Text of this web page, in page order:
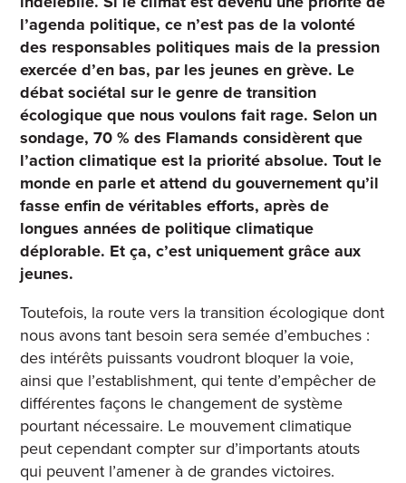
l’agenda politique, ce n’est pas de la volonté
des responsables politiques mais de la pression
exercée d’en bas, par les jeunes en grève. Le
débat sociétal sur le genre de transition
écologique que nous voulons fait rage. Selon un
sondage, 70 % des Flamands considèrent que
l’action climatique est la priorité absolue. Tout le
monde en parle et attend du gouvernement qu’il
fasse enfin de véritables efforts, après de
longues années de politique climatique
déplorable. Et ça, c’est uniquement grâce aux
jeunes.
Toutefois, la route vers la transition écologique dont
nous avons tant besoin sera semée d’embuches :
des intérêts puissants voudront bloquer la voie,
ainsi que l’establishment, qui tente d’empêcher de
différentes façons le changement de système
pourtant nécessaire. Le mouvement climatique
peut cependant compter sur d’importants atouts
qui peuvent l’amener à de grandes victoires.